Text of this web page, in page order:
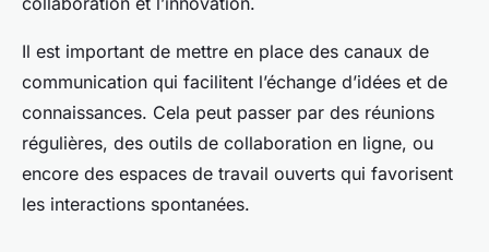
Il est important de mettre en place des canaux de
communication qui facilitent l’échange d’idées et de
connaissances. Cela peut passer par des réunions
régulières, des outils de collaboration en ligne, ou
encore des espaces de travail ouverts qui favorisent
les interactions spontanées.